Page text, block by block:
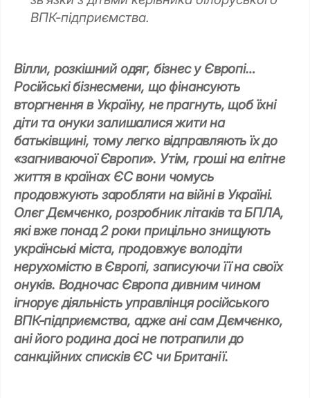
ВПК-підприємства.
Вілли, розкішний одяг, бізнес у Європі…
Російські бізнесмени, що фінансують
вторгнення в Україну, не прагнуть, щоб їхні
діти та онуки залишалися жити на
батьківщині, тому легко відправляють їх до
«загниваючої Європи». Утім, гроші на елітне
життя в країнах ЄС вони чомусь
продовжують заробляти на війні в Україні.
Олєг Дємчєнко, розробник літаків та БПЛА,
які вже понад 2 роки прицільно знищують
українські міста, продовжує володіти
нерухомістю в Європі, записуючи її на своїх
онуків. Водночас Європа дивним чином
ігнорує діяльність управлінця російського
ВПК-підприємства, адже ані сам Дємчєнко,
ані його родина досі не потрапили до
санкційних списків ЄС чи Британії.